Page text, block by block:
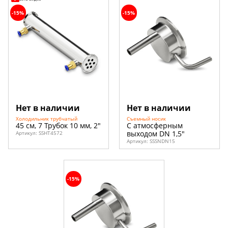
Нет в наличии
Холодильник трубчатый
45 см, 7 Трубок 10 мм, 2"
Артикул: SSHT4572
-15%
Нет в наличии
Съемный носик
С атмосферным
выходом DN 1,5"
Артикул: SSSNDN15
-15%
-15%